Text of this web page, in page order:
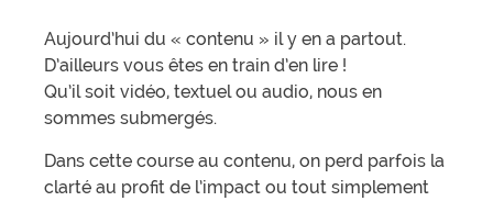
Aujourd’hui du « contenu » il y en a partout.
D’ailleurs vous êtes en train d’en lire !
Qu’il soit vidéo, textuel ou audio, nous en
sommes submergés.
Dans cette course au contenu, on perd parfois la
clarté au profit de l’impact ou tout simplement